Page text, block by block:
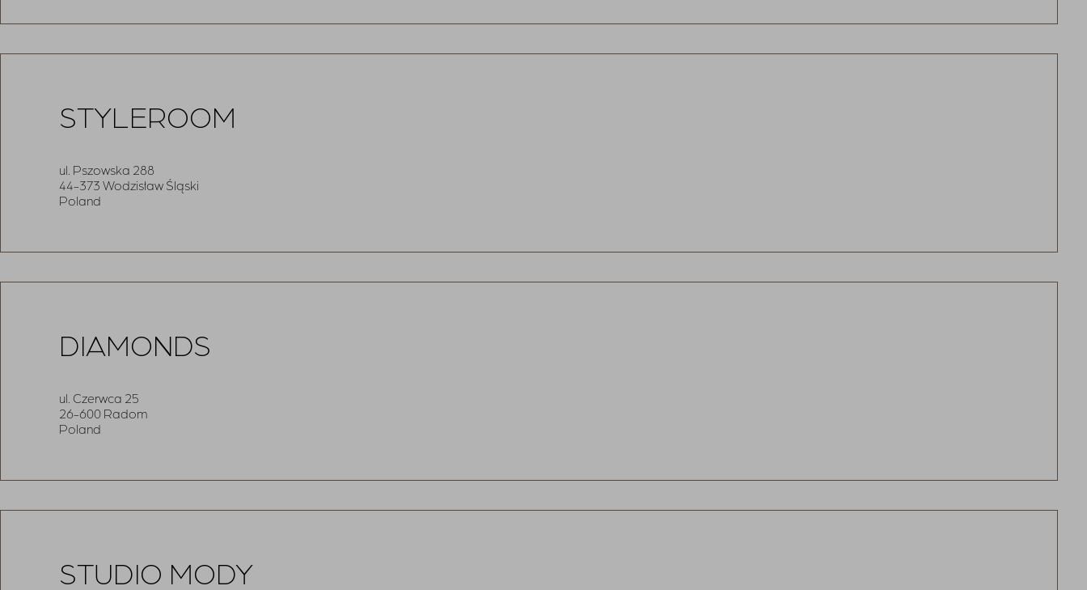
STYLEROOM
ul. Pszowska 288
44-373 Wodzisław Śląski
Poland
DIAMONDS
ul. Czerwca 25
26-600 Radom
Poland
STUDIO MODY